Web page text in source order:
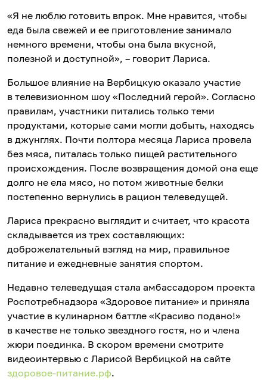
«Я не люблю готовить впрок. Мне нравится, чтобы
еда была свежей и ее приготовление занимало
немного времени, чтобы она была вкусной,
полезной и доступной», – говорит Лариса.
Большое влияние на Вербицкую оказало участие
в телевизионном шоу «Последний герой». Согласно
правилам, участники питались только теми
продуктами, которые сами могли добыть, находясь
в джунглях. Почти полтора месяца Лариса провела
без мяса, питалась только пищей растительного
происхождения. После возвращения домой она еще
долго не ела мясо, но потом животные белки
постепенно вернулись в рацион телеведущей.
Лариса прекрасно выглядит и считает, что красота
складывается из трех составляющих:
доброжелательный взгляд на мир, правильное
питание и ежедневные занятия спортом.
Недавно телеведущая стала амбассадором проекта
Роспотребнадзора «Здоровое питание» и приняла
участие в кулинарном баттле «Красиво подано!»
в качестве не только звездного гостя, но и члена
жюри поединка. В скором времени смотрите
видеоинтервью с Ларисой Вербицкой на сайте
здоровое-питание.рф.